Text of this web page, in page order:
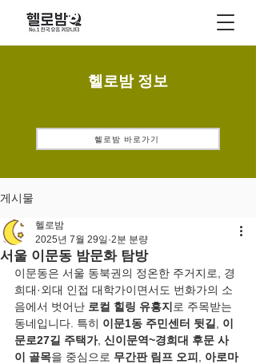
헬로밤 정보
헬로밤 바로가기
게시물
서울 이문동 밤문화 탐방
헬로밤
2025년 7월 29일 2분 분량
이문동은 서울 동북권의 정온한 주거지로, 경
희대·외대 인접 대학가이면서도 번화가의 소
음에서 벗어난 로컬 힐링 유흥지 로 주목받는
동네입니다. 특히 이문1동 주민센터 뒷길
이
문로27길 주택가, 신이문역~경희대 후문 사
이 골목을 중심으로 무간판 림프 오피
아로마